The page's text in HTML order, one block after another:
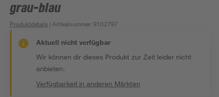
grau-blau
Produktdetails | Artikelnummer:9102797
Aktuell nicht verfügbar
Wir können dir dieses Produkt zur Zeit leider nicht
anbieten.
Verfügbarkeit in anderen Märkten